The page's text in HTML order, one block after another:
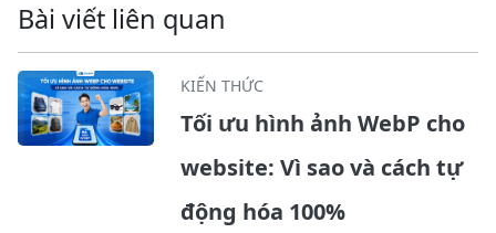
Bài viết liên quan
KIẾN THỨC
Tối ưu hình ảnh WebP cho
website: Vì sao và cách tự
động hóa 100%